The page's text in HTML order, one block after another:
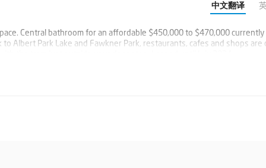
中文翻译
Central bathroom for an affordable $450,000 to $470,000 currently
Albert Park Lake and Fawkner Park, restaurants, cafes and shops are